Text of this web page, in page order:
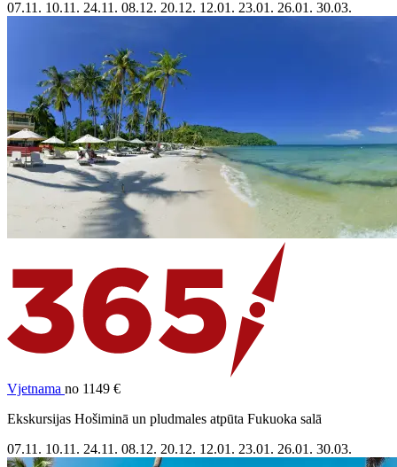
07.11. 10.11. 24.11. 08.12. 20.12. 12.01. 23.01. 26.01. 30.03.
Vjetnama no 1149 €
Ekskursijas Hošiminā un pludmales atpūta Fukuoka salā
07.11. 10.11. 24.11. 08.12. 20.12. 12.01. 23.01. 26.01. 30.03.